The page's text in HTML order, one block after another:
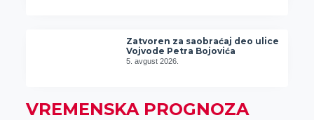
Zatvoren za saobraćaj deo ulice
Vojvode Petra Bojovića
5. avgust 2026.
VREMENSKA PROGNOZA